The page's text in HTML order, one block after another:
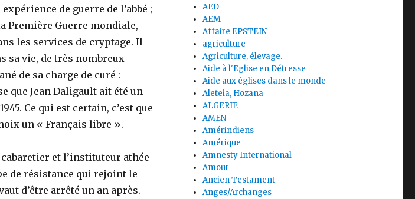
de guerre de l’abbé ;
Première Guerre mondiale,
les services de cryptage. Il
sa vie, de très nombreux
de sa charge de curé :
que Jean Daligault ait été un
Ce qui est certain, c’est que
un « Français libre ».
cabaretier et l’instituteur athée
de résistance qui rejoint le
d’être arrêté un an après.
AED
AEM
Affaire EPSTEIN
agriculture
Agriculture, élevage.
Aide à l'Eglise en Détresse
Aide aux églises dans le monde
Aleteia, Hozana
ALGERIE
AMEN
Amérindiens
Amérique
Amnesty International
Amour
Ancien Testament
Anges/Archanges